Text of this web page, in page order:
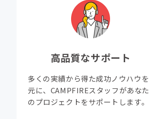
高品質なサポート
多くの実績から得た成功ノウハウを
元に、CAMPFIREスタッフがあなた
のプロジェクトをサポートします。